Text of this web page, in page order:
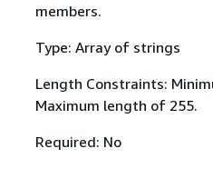
members.
Type: Array of strings
Length Constraints:
Maximum length of 255.
Required: No